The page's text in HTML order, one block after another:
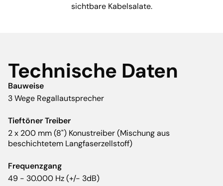
sichtbare Kabelsalate.
Technische Daten
Bauweise
3 Wege Regallautsprecher
Tieftöner Treiber
2 x 200 mm (8") Konustreiber (Mischung aus
beschichtetem Langfaserzellstoff)
Frequenzgang
49 - 30.000 Hz (+/- 3dB)